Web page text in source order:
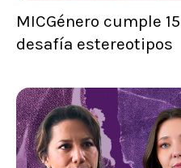
MICGénero cumple
desafía estereotipos